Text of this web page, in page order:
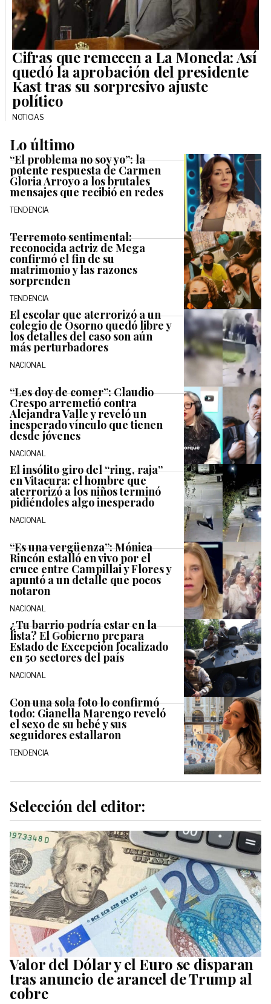
Cifras que remecen a La Moneda: Así
quedó la aprobación del presidente
Kast tras su sorpresivo ajuste
político
NOTICIAS
Lo último
“El problema no soy yo”: la
potente respuesta de Carmen
Gloria Arroyo a los brutales
mensajes que recibió en redes
TENDENCIA
Terremoto sentimental:
reconocida actriz de Mega
confirmó el fin de su
matrimonio y las razones
sorprenden
TENDENCIA
El escolar que aterrorizó a un
colegio de Osorno quedó libre y
los detalles del caso son aún
más perturbadores
NACIONAL
“Les doy de comer”: Claudio
Crespo arremetió contra
Alejandra Valle y reveló un
inesperado vínculo que tienen
desde jóvenes
NACIONAL
El insólito giro del “ring, raja”
en Vitacura: el hombre que
aterrorizó a los niños terminó
pidiéndoles algo inesperado
NACIONAL
“Es una vergüenza”: Mónica
Rincón estalló en vivo por el
cruce entre Campillai y Flores y
apuntó a un detalle que pocos
notaron
NACIONAL
¿Tu barrio podría estar en la
lista? El Gobierno prepara
Estado de Excepción focalizado
en 50 sectores del país
NACIONAL
Con una sola foto lo confirmó
todo: Gianella Marengo reveló
el sexo de su bebé y sus
seguidores estallaron
TENDENCIA
Selección del editor:
Valor del Dólar y el Euro se disparan
tras anuncio de arancel de Trump al
cobre